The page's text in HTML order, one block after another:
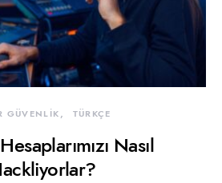
GÜVENLİK TÜRKÇE
Nasıl